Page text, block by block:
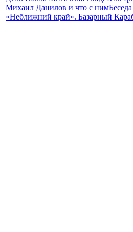
Михаил Данилов и что с ним
«Неближний край». Базарный